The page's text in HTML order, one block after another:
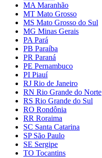
MA Maranhão
MT Mato Grosso
MS Mato Grosso do Sul
MG Minas Gerais
PA Pará
PB Paraíba
PR Paraná
PE Pernambuco
PI Piauí
RJ Rio de Janeiro
RN Rio Grande do Norte
RS Rio Grande do Sul
RO Rondônia
RR Roraima
SC Santa Catarina
SP São Paulo
SE Sergipe
TO Tocantins